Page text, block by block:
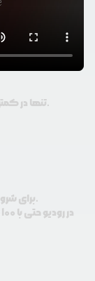
تنها در کمتر از 30 ثانیه ثبت‌نام و احراز هویت خود را تکمیل کنید.
برای شروع معامله، کیف پول خود را به میزان دلخواه شارژ کنید.